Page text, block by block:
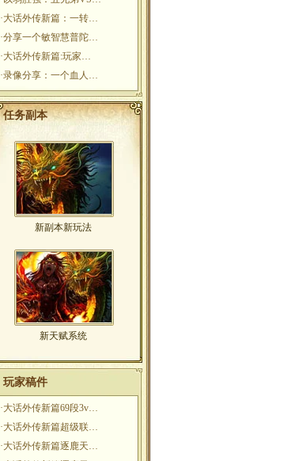
·大话外传新篇：一转…
·分享一个敏智慧普陀…
·大话外传新篇:玩家…
·录像分享：一个血人…
任务副本
新副本新玩法
新天赋系统
玩家稿件
·大话外传新篇69段3v…
·大话外传新篇超级联…
·大话外传新篇逐鹿天…